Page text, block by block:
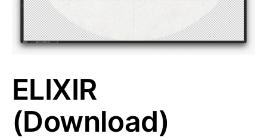
ELIXIR
(Download)